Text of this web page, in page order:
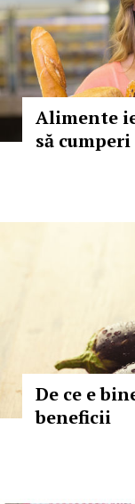
Alimente
să
De ce e
beneficii